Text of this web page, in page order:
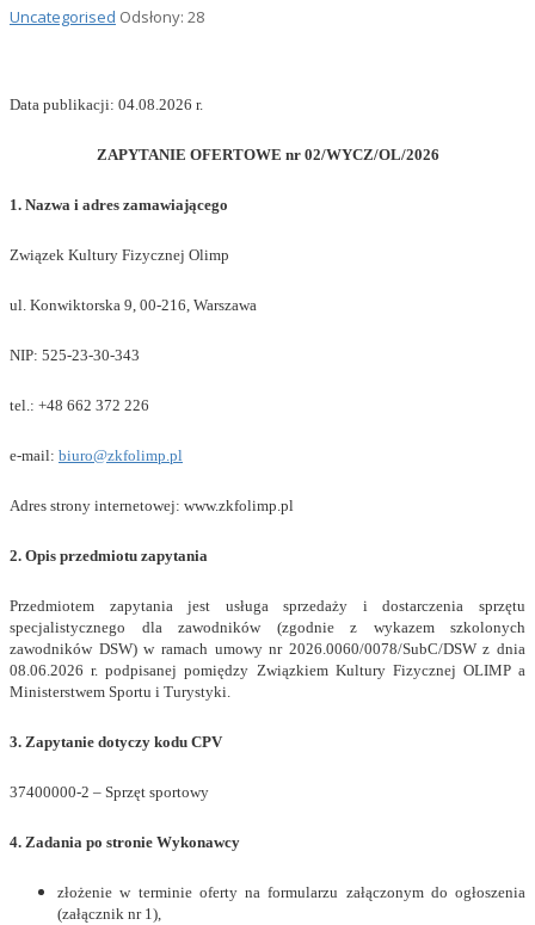
Uncategorised Odsłony: 28
Data publikacji: 04.08.2026 r.
ZAPYTANIE OFERTOWE nr 02/WYCZ/OL/2026
1. Nazwa i adres zamawiającego
Związek Kultury Fizycznej Olimp
ul. Konwiktorska 9, 00-216, Warszawa
NIP: 525-23-30-343
tel.: +48 662 372 226
e-mail: biuro@zkfolimp.pl
Adres strony internetowej: www.zkfolimp.pl
2. Opis przedmiotu zapytania
Przedmiotem zapytania jest usługa sprzedaży i dostarczenia sprzętu
specjalistycznego dla zawodników (zgodnie z wykazem szkolonych
zawodników DSW) w ramach umowy nr 2026.0060/0078/SubC/DSW z dnia
08.06.2026 r. podpisanej pomiędzy Związkiem Kultury Fizycznej OLIMP a
Ministerstwem Sportu i Turystyki.
3. Zapytanie dotyczy kodu CPV
37400000-2 – Sprzęt sportowy
4. Zadania po stronie Wykonawcy
złożenie w terminie oferty na formularzu załączonym do ogłoszenia
(załącznik nr 1),